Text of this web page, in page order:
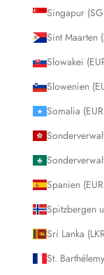
Singapur
Sint Maarten
Slowakei
Slowenien
Somalia
Spanien
Spitzbergen
Sri Lanka
St.